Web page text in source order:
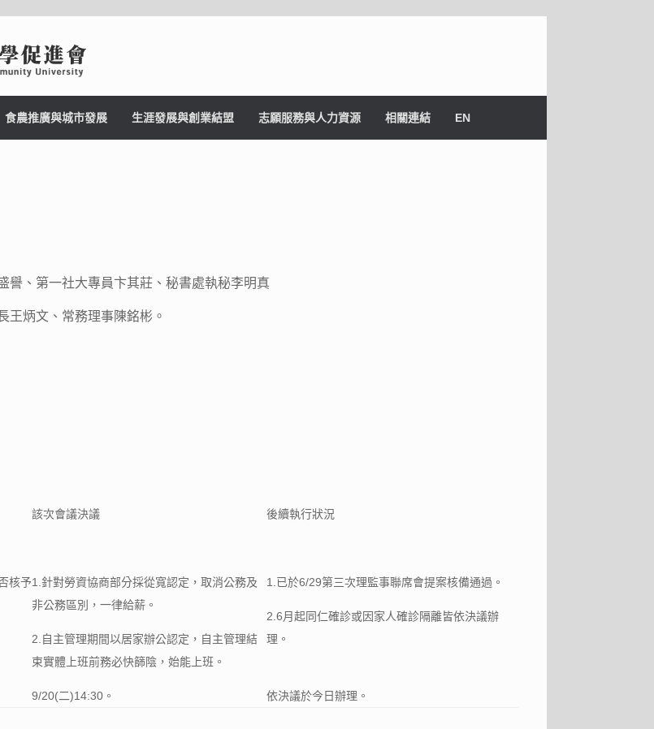
食農推廣與城市發展 生涯發展與創業結盟 志願服務與人力資源 相關連結 EN
譽、第一社大專員卞其莊、秘書處執秘李明真
王炳文、常務理事陳銘彬。
該次會議決議 後續執行狀況
核予1.針對勞資協商部分採從寬認定，取消公務及
非公務區別，一律給薪。
2.自主管理期間以居家辦公認定，自主管理結
束實體上班前務必快篩陰，始能上班。
1.已於6/29第三次理監事聯席會提案核備通過。
2.6月起同仁確診或因家人確診隔離皆依決議辦
理。
9/20(二)14:30。 依決議於今日辦理。